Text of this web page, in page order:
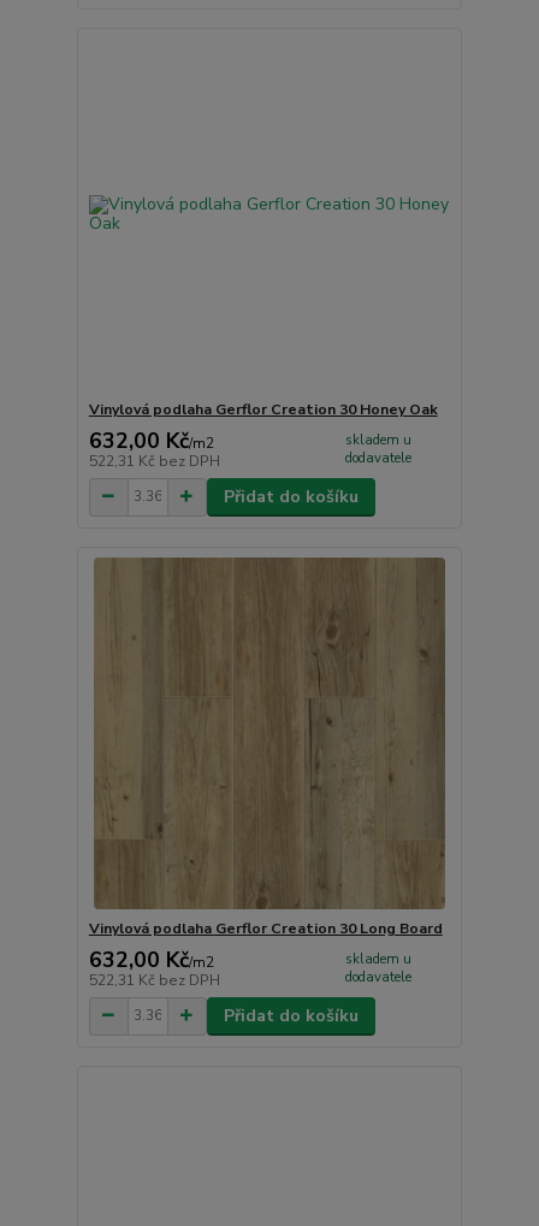
Vinylová podlaha Gerflor Creation 30 Honey Oak
632,00 Kč/m2
522,31 Kč bez DPH
skladem u
dodavatele
Přidat do košíku
Vinylová podlaha Gerflor Creation 30 Long Board
632,00 Kč/m2
522,31 Kč bez DPH
skladem u
dodavatele
Přidat do košíku